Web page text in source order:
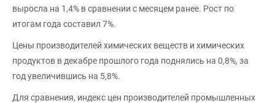
выросла на 1,4% в сравнении с месяцем ранее. Рост по
итогам года составил 7%.
Цены производителей химических веществ и химических
продуктов в декабре прошлого года поднялись на 0,8%, за
год увеличившись на 5,8%.
Для сравнения, индекс цен производителей промышленных